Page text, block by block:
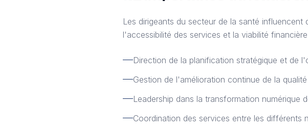
Les dirigeants du secteur de la santé influencent
l'accessibilité des services et la viabilité
Direction de la planification stratégique et de
Gestion de l'amélioration continue de la
Leadership dans la transformation numérique
Coordination des services entre les différents